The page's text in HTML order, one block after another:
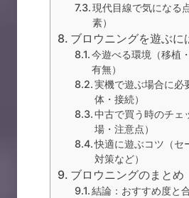
現代目線で気になる
素）
ブロウニングを遊ぶに
今遊べる環境（移植
有無）
実機で遊ぶ場合に必
体・接続）
中古で買う時のチェ
場・注意点）
快適に遊ぶコツ（セ
対策など）
ブロウニングのまとめ
結論：おすすめ度と